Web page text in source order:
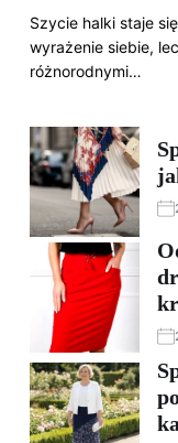
Szycie halki staje
wyrażenie siebie,
różnorodnymi…